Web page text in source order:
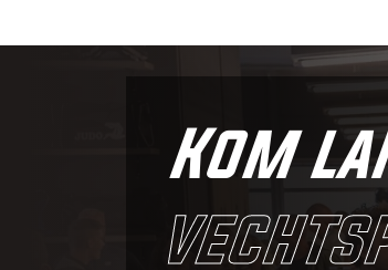
Kom